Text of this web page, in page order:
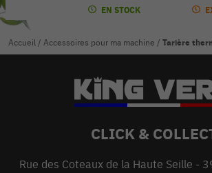
EN STOCK
Accueil / Accessoires pour ma machine / Tarière
CLICK &
Rue des Coteaux de la Haute Seille -